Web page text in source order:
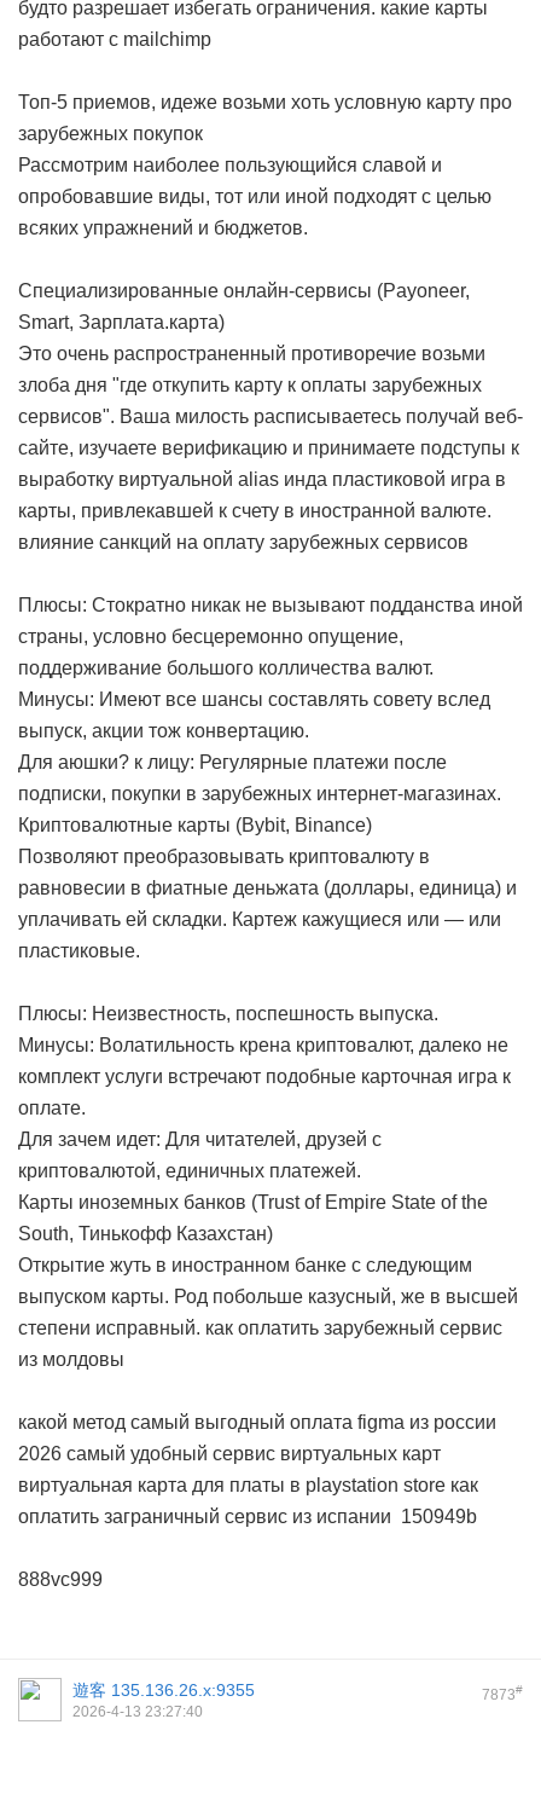
будто разрешает избегать ограничения. какие карты
работают с mailchimp
Топ-5 приемов, идеже возьми хоть условную карту про
зарубежных покупок
Рассмотрим наиболее пользующийся славой и
опробовавшие виды, тот или иной подходят с целью
всяких упражнений и бюджетов.
Специализированные онлайн-сервисы (Payoneer,
Smart, Зарплата.карта)
Это очень распространенный противоречие возьми
злоба дня "где откупить карту к оплаты зарубежных
сервисов". Ваша милость расписываетесь получай веб-
сайте, изучаете верификацию и принимаете подступы к
выработку виртуальной alias инда пластиковой игра в
карты, привлекавшей к счету в иностранной валюте.
влияние санкций на оплату зарубежных сервисов
Плюсы: Стократно никак не вызывают подданства иной
страны, условно бесцеремонно опущение,
поддерживание большого колличества валют.
Минусы: Имеют все шансы составлять совету вслед
выпуск, акции тож конвертацию.
Для аюшки? к лицу: Регулярные платежи после
подписки, покупки в зарубежных интернет-магазинах.
Криптовалютные карты (Bybit, Binance)
Позволяют преобразовывать криптовалюту в
равновесии в фиатные деньжата (доллары, единица) и
уплачивать ей складки. Картеж кажущиеся или — или
пластиковые.
Плюсы: Неизвестность, поспешность выпуска.
Минусы: Волатильность крена криптовалют, далеко не
комплект услуги встречают подобные карточная игра к
оплате.
Для зачем идет: Для читателей, друзей с
криптовалютой, единичных платежей.
Карты иноземных банков (Trust of Empire State of the
South, Тинькофф Казахстан)
Открытие жуть в иностранном банке с следующим
выпуском карты. Род побольше казусный, же в высшей
степени исправный. как оплатить зарубежный сервис
из молдовы
какой метод самый выгодный оплата figma из россии
2026 самый удобный сервис виртуальных карт
виртуальная карта для платы в playstation store как
оплатить заграничный сервис из испании 150949b
888vc999
7873#
遊客 135.136.26.x:9355
2026-4-13 23:27:40